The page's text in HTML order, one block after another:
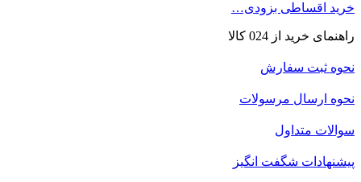
خرید اقساطی بزودی…
راهنمای خرید از 024 کالا
نحوه ثبت سفارش
نحوه ارسال مرسولات
سوالات متداول
پیشنهادات شگفت انگیز